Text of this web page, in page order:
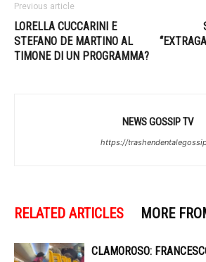
Previous article
LORELLA CUCCARINI E
STEFANO DE MARTINO AL
TIMONE DI UN PROGRAMMA?
NEWS GOSSIP TV
https://
RELATED ARTICLES MORE
CLAMOROSO: